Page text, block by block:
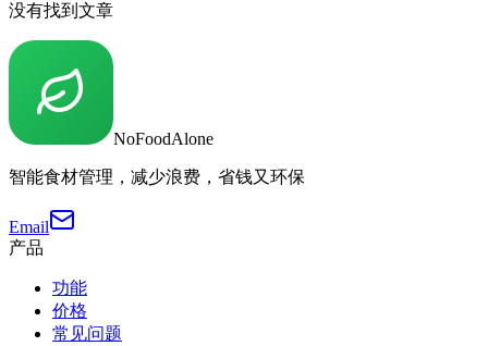
没有找到文章
NoFoodAlone
智能食材管理，减少浪费，省钱又环保
Email
产品
功能
价格
常见问题